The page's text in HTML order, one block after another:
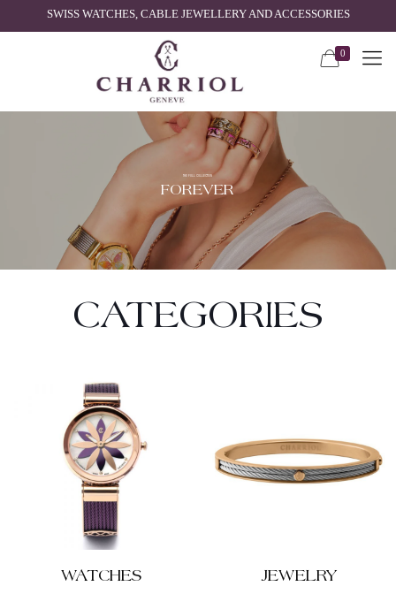
SWISS WATCHES, CABLE JEWELLERY AND ACCESSORIES
0
FOREVER
THE FULL COLLECTION
CATEGORIES
WATCHES JEWELRY